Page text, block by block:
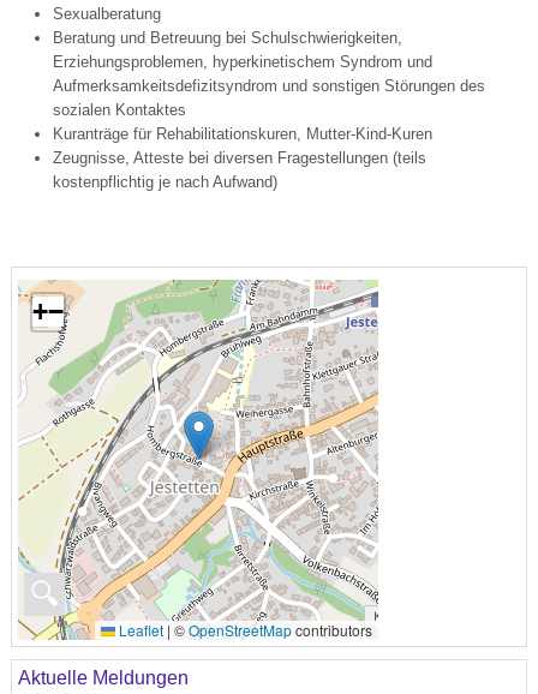
Sexualberatung
Beratung und Betreuung bei Schulschwierigkeiten,
Erziehungsproblemen, hyperkinetischem Syndrom und
Aufmerksamkeitsdefizitsyndrom und sonstigen Störungen des
sozialen Kontaktes
Kuranträge für Rehabilitationskuren, Mutter-Kind-Kuren
Zeugnisse, Atteste bei diversen Fragestellungen (teils
kostenpflichtig je nach Aufwand)
🔍
+−
Leaflet | ©OpenStreetMapcontributors
Aktuelle Meldungen